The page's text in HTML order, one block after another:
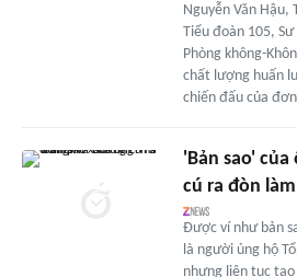
Nguyễn Văn Hậu,
Tiểu đoàn 105,
Phòng không-
chất lượng huấn
chiến đấu của
'Bản sao'
cú ra đòn
Được ví như bản
là người ủng hộ
nhưng liên tục